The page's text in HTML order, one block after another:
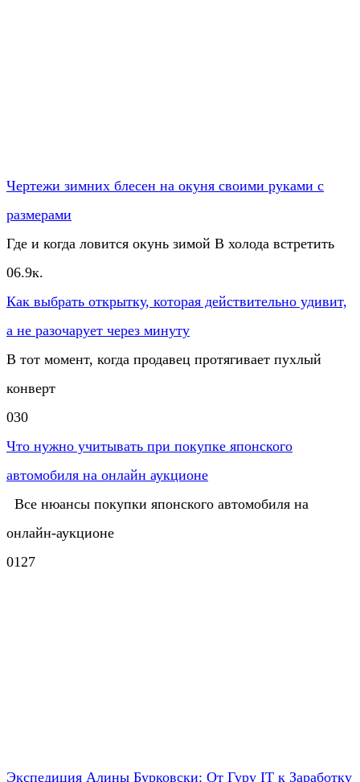
Чертежи зимних блесен на окуня своими руками с
размерами
Где и когда ловится окунь зимой В холода встретить
06.9к.
Как выбрать открытку, которая действительно удивит,
а не разочарует через минуту
В тот момент, когда продавец протягивает пухлый
конверт
030
Что нужно учитывать при покупке японского
автомобиля на онлайн аукционе
Все нюансы покупки японского автомобиля на
онлайн-аукционе
0127
Экспедиция Алины Бурковски: От Гуру IT к Заработку